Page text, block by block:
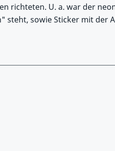
richteten. U. a. war der
steht, sowie Sticker mit der